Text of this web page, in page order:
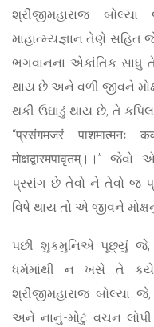
શ્રીજીમહારાજ
માહાત્મ્યજ્ઞાન તેણે
ભગવાનના એકાંતિક સાધુ
થાય છે અને વળી જીવને
થકી ઉઘાડું થાય છે, તે
“प्रसंगमजरं
मोक्षद्वारमपावृतम्।।”
પ્રસંગ છે તેવો ને તેવો જ
વિષે થાય તો એ જીવને
પછી શુકમુનિએ પૂછ્યું જે,
ધર્મમાંથી ન ખસે તે
શ્રીજીમહારાજ બોલ્યા
અને નાનું-મોટું વચન